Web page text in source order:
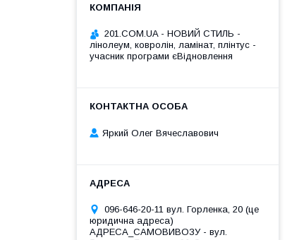
201.COM.UA - НОВИЙ СТИЛЬ -
лінолеум, ковролін, ламінат, плінтус -
учасник програми єВідновлення
Яркий Олег Вячеславович
096-646-20-11 вул. Горленка, 20 (це
юридична адреса)
АДРЕСА_САМОВИВОЗУ - вул.